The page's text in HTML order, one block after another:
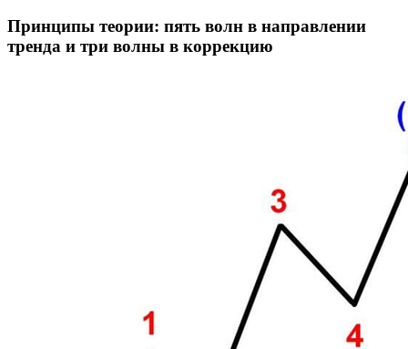
Принципы теории: пять волн в направлении
тренда и три волны в коррекцию